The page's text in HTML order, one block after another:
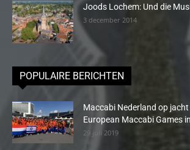
Joods Lochem: Und die
3 december 2014
POPULAIRE BERICHTEN
Maccabi Nederland op
European Maccabi Games
29 juli 2019